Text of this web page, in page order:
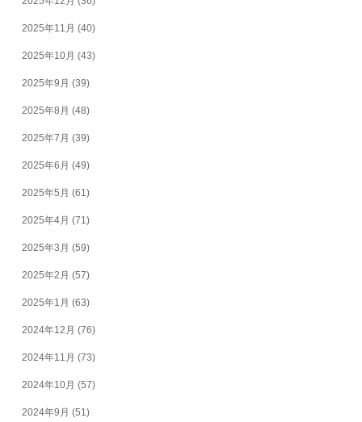
2025年11月 (40)
2025年10月 (43)
2025年9月 (39)
2025年8月 (48)
2025年7月 (39)
2025年6月 (49)
2025年5月 (61)
2025年4月 (71)
2025年3月 (59)
2025年2月 (57)
2025年1月 (63)
2024年12月 (76)
2024年11月 (73)
2024年10月 (57)
2024年9月 (51)